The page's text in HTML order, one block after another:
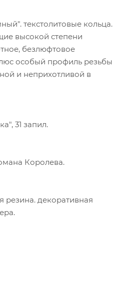
текстолитовые кольца.
высокой степени
безлюфтовое
особый профиль резьбы
и неприхотливой в
31 запил.
Королева.
резина. декоративная